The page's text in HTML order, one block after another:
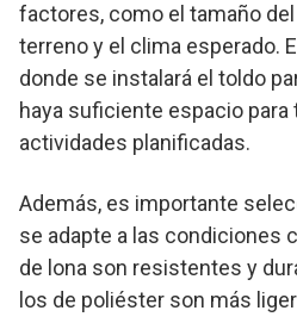
factores, como el tamaño
terreno y el clima esperado.
donde se instalará el toldo
haya suficiente espacio
actividades planificadas.
Además, es importante
se adapte a las condiciones
de lona son resistentes y
los de poliéster son más